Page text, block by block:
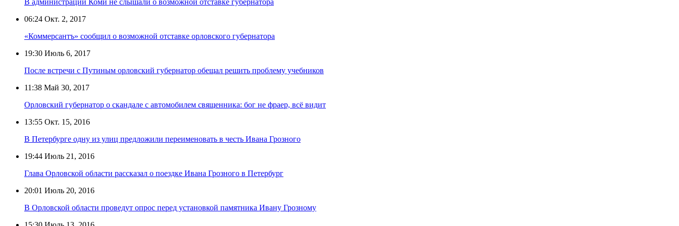
06:24 Окт. 2, 2017
«Коммерсантъ» сообщил о возможной отставке орловского губернатора
19:30 Июль 6, 2017
После встречи с Путиным орловский губернатор обещал решить проблему учебников
11:38 Май 30, 2017
Орловский губернатор о скандале с автомобилем священника: бог не фраер, всё видит
13:55 Окт. 15, 2016
В Петербурге одну из улиц предложили переименовать в честь Ивана Грозного
19:44 Июль 21, 2016
Глава Орловской области рассказал о поездке Ивана Грозного в Петербург
20:01 Июль 20, 2016
В Орловской области проведут опрос перед установкой памятника Ивану Грозному